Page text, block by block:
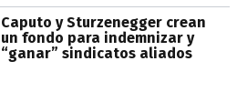
Caputo y Sturzenegger crean
un fondo para indemnizar y
“ganar” sindicatos aliados